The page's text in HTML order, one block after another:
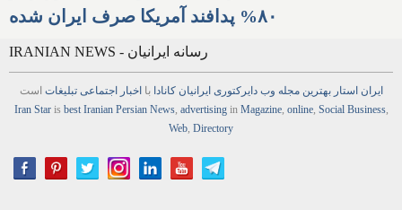
۸۰% پدافند آمریکا صرف ایران شده
IRANIAN NEWS - رسانه ایرانیان
ایران استار بهترین مجله وب دایرکتوری ایرانیان کانادا بااخبار اجتماعی تبلیغات است
Iran Staris best Iranian Persian News, advertisingin Magazine, online, Social Business,
Web Directory